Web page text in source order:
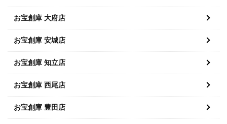
お宝創庫 大府店
お宝創庫 安城店
お宝創庫 知立店
お宝創庫 西尾店
お宝創庫 豊田店